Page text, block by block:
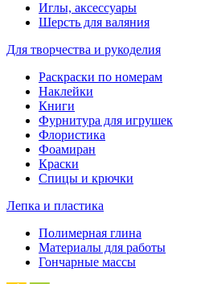
Иглы, аксессуары
Шерсть для валяния
Для творчества и рукоделия
Раскраски по номерам
Наклейки
Книги
Фурнитура для игрушек
Флористика
Фоамиран
Краски
Спицы и крючки
Лепка и пластика
Полимерная глина
Материалы для работы
Гончарные массы